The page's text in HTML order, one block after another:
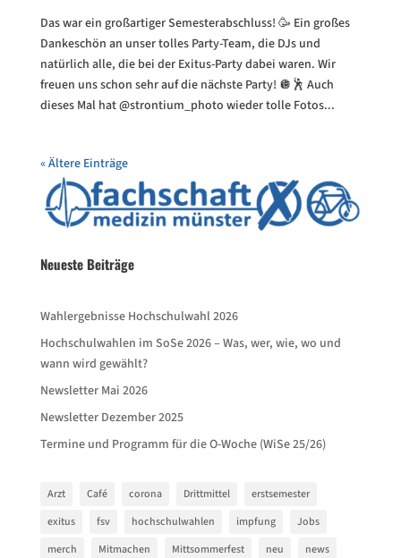
Das war ein großartiger Semesterabschluss! 🥳 Ein großes
Dankeschön an unser tolles Party-Team, die DJs und
natürlich alle, die bei der Exitus-Party dabei waren. Wir
freuen uns schon sehr auf die nächste Party! 🪩🕺 Auch
dieses Mal hat @strontium_photo wieder tolle Fotos...
« Ältere Einträge
Neueste Beiträge
Wahlergebnisse Hochschulwahl 2026
Hochschulwahlen im SoSe 2026 – Was, wer, wie, wo und
wann wird gewählt?
Newsletter Mai 2026
Newsletter Dezember 2025
Termine und Programm für die O-Woche (WiSe 25/26)
Arzt Café corona Drittmittel
erstsemester
exitus
fsv hochschulwahlen impfung
Jobs
merch
Mitmachen Mittsommerfest neu
news